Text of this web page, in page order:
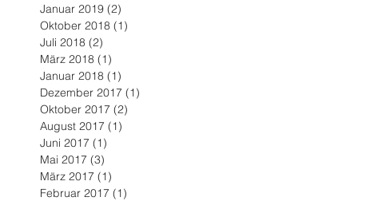
Januar 2019 (2)
Oktober 2018 (1)
Juli 2018 (2)
März 2018 (1)
Januar 2018 (1)
Dezember 2017 (1)
Oktober 2017 (2)
August 2017 (1)
Juni 2017 (1)
Mai 2017 (3)
März 2017 (1)
Februar 2017 (1)